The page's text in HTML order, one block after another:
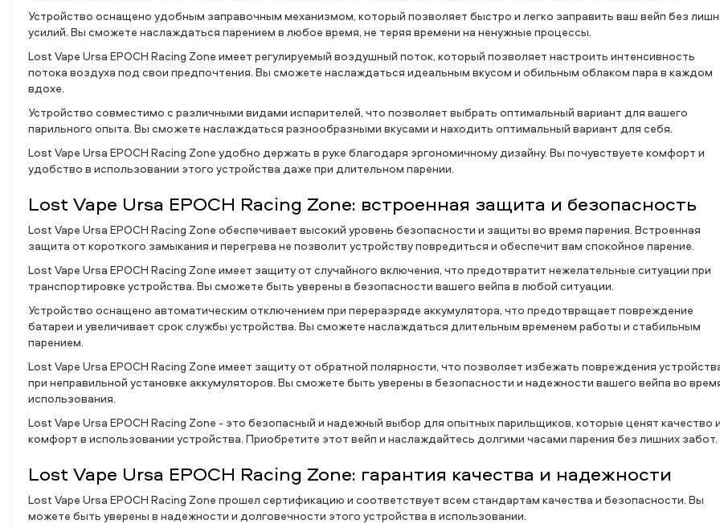
Устройство оснащено удобным заправочным механизмом, который позволяет быстро и легко заправить ваш вейп без
усилий. Вы сможете наслаждаться парением в любое время, не теряя времени на ненужные процессы.
Lost Vape Ursa EPOCH Racing Zone имеет регулируемый воздушный поток, который позволяет настроить интенсивность
потока воздуха под свои предпочтения. Вы сможете наслаждаться идеальным вкусом и обильным облаком пара в каждом
вдохе.
Устройство совместимо с различными видами испарителей, что позволяет выбрать оптимальный вариант для вашего
парильного опыта. Вы сможете наслаждаться разнообразными вкусами и находить оптимальный вариант для себя.
Lost Vape Ursa EPOCH Racing Zone удобно держать в руке благодаря эргономичному дизайну. Вы почувствуете комфорт и
удобство в использовании этого устройства даже при длительном парении.
Lost Vape Ursa EPOCH Racing Zone: встроенная защита и безопасность
Lost Vape Ursa EPOCH Racing Zone обеспечивает высокий уровень безопасности и защиты во время парения. Встроенная
защита от короткого замыкания и перегрева не позволит устройству повредиться и обеспечит вам спокойное парение.
Lost Vape Ursa EPOCH Racing Zone имеет защиту от случайного включения, что предотвратит нежелательные ситуации при
транспортировке устройства. Вы сможете быть уверены в безопасности вашего вейпа в любой ситуации.
Устройство оснащено автоматическим отключением при переразряде аккумулятора, что предотвращает повреждение
батареи и увеличивает срок службы устройства. Вы сможете наслаждаться длительным временем работы и стабильным
парением.
Lost Vape Ursa EPOCH Racing Zone имеет защиту от обратной полярности, что позволяет избежать повреждения
при неправильной установке аккумуляторов. Вы сможете быть уверены в безопасности и надежности вашего вейпа во
использования.
Lost Vape Ursa EPOCH Racing Zone - это безопасный и надежный выбор для опытных парильщиков, которые ценят качество
комфорт в использовании устройства. Приобретите этот вейп и наслаждайтесь долгими часами парения без лишних забот.
Lost Vape Ursa EPOCH Racing Zone: гарантия качества и надежности
Lost Vape Ursa EPOCH Racing Zone прошел сертификацию и соответствует всем стандартам качества и безопасности. Вы
можете быть уверены в надежности и долговечности этого устройства в использовании.